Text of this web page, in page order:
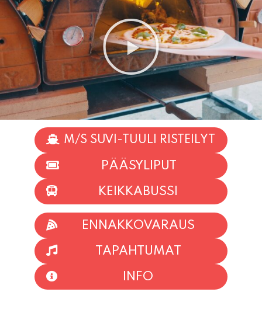
M/S SUVI-TUULI RISTEILYT
PÄÄSYLIPUT
KEIKKABUSSI
TAPAHTUMAT
INFO
HIIO HOI!